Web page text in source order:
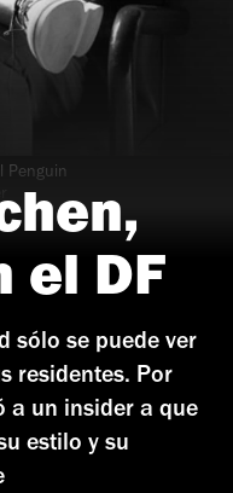
Penguin
el DF
sólo se puede ver
residentes. Por
a un insider a que
estilo y su